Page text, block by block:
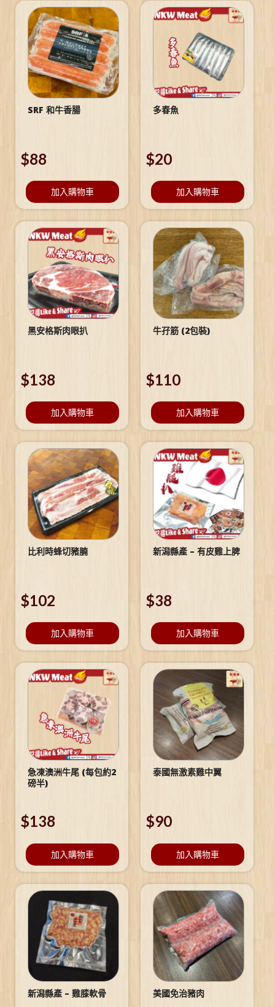
SRF 和牛香腸
$88
加入購物車
多春魚
$20
加入購物車
黑安格斯肉眼扒
$138
加入購物車
牛孖筋 (2包裝)
$110
加入購物車
比利時蜂切豬腩
$102
加入購物車
新潟縣產 – 有皮雞上脾
$38
加入購物車
急凍澳洲牛尾 (每包約2
磅半)
$138
加入購物車
泰國無激素雞中翼
$90
加入購物車
新潟縣產 – 雞膝軟骨 美國免治豬肉